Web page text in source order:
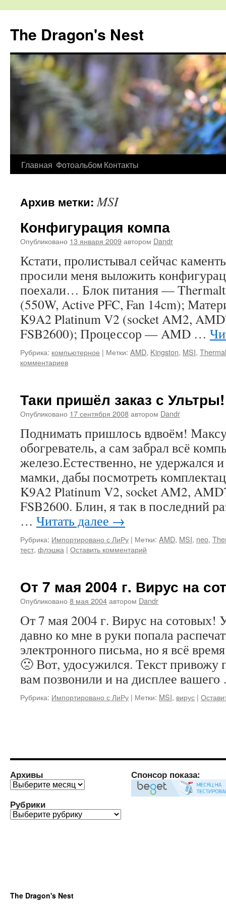
The Dragon's Nest
Перейти
содержимому
Главная Фотоальбом Контакты
Архив метки:MSI
Конфигурация компа
Опубликовано 13 января 2009автором Dandr
Кстати, пролистывал сейчас
просили меня выложить
поехали… Блок питания —
(550W, Active PFC, Fan 14cm);
K9A2 Platinum V2 (socket AM2,
FSB2600); Процессор — AMD …
Рубрика: компьютерное | Метки: AMD, Kingston, MSI,
комментариев
Таки пришёл заказ с Ультры!
Опубликовано 17 сентября 2008автором Dandr
Поднимать пришлось вдвоём!
обогреватель, а сам забрал всё
железо.Естественно, не удержался
мамки, дабы посмотреть
K9A2 Platinum V2, socket AM2,
FSB2600. Блин, я так в последний
… Читать далее →
Рубрика: Импортировано с ЛиРу | Метки: AMD, MSI, neo,
тест, флэшка | Оставить комментарий
От 7 мая 2004 г. Вирус на
Опубликовано 8 мая 2004автором Dandr
От 7 мая 2004 г. Вирус на сотовых!
давно ко мне в руки попала
электронного письма, но я всё
🙁 Вот, удосужился. Текст привожу
вам позвонили и на дисплее
Рубрика: Импортировано с ЛиРу | Метки: MSI, вирус |
Архивы
Архивы
Рубрики
Рубрики
Спонсор показа:
The Dragon's Nest